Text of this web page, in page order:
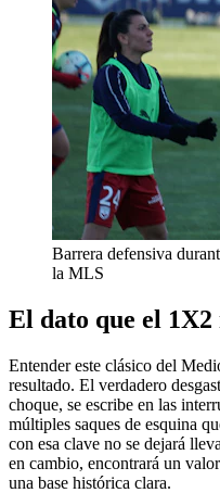
Barrera defensiva
la MLS
El dato que el 1X2
Entender este clásico del
resultado. El verdadero
choque, se escribe en las
múltiples saques de esquina
con esa clave no se dejará
en cambio, encontrará un
una base histórica clara.